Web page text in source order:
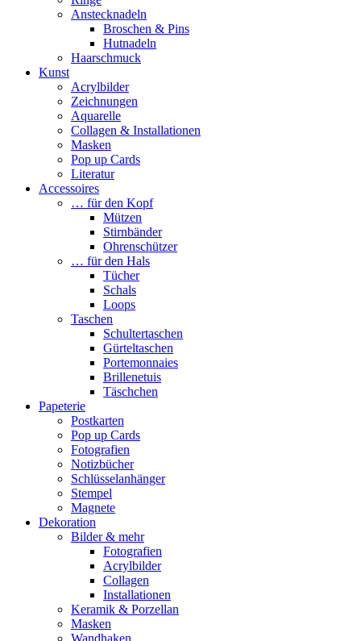
Anstecknadeln
Broschen & Pins
Hutnadeln
Haarschmuck
Kunst
Acrylbilder
Zeichnungen
Aquarelle
Collagen & Installationen
Masken
Pop up Cards
Literatur
Accessoires
… für den Kopf
Mützen
Stirnbänder
Ohrenschützer
… für den Hals
Tücher
Schals
Loops
Taschen
Schultertaschen
Gürteltaschen
Portemonnaies
Brillenetuis
Täschchen
Papeterie
Postkarten
Pop up Cards
Fotografien
Notizbücher
Schlüsselanhänger
Stempel
Magnete
Dekoration
Bilder & mehr
Fotografien
Acrylbilder
Collagen
Installationen
Keramik & Porzellan
Masken
Wandhaken